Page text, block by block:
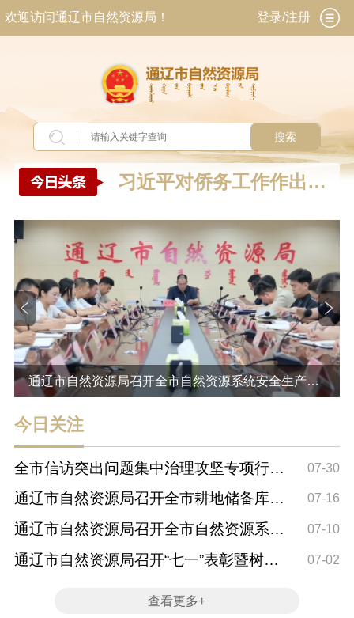
欢迎访问通辽市自然资源局！ 登录/注册
搜索
习近平对侨务工作作出重
要指示
通辽市自然资源局召开全市自然资源系统安全生产
暨...
今日关注
全市信访突出问题集中治理攻坚专项行动
督查工作组...
07-30
通辽市自然资源局召开全市耕地储备库项
目工作推进会
07-16
通辽市自然资源局召开全市自然资源系统
安全生产暨...
07-10
通辽市自然资源局召开“七一”表彰暨树立
07-02
查看更多+